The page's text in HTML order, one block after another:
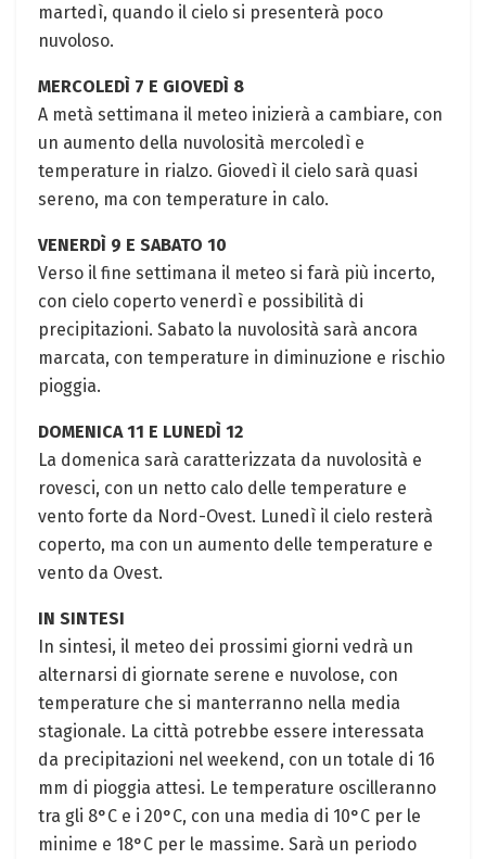
martedì, quando il cielo si presenterà poco
nuvoloso.
MERCOLEDÌ 7 E GIOVEDÌ 8
A metà settimana il meteo inizierà a cambiare, con
un aumento della nuvolosità mercoledì e
temperature in rialzo. Giovedì il cielo sarà quasi
sereno, ma con temperature in calo.
VENERDÌ 9 E SABATO 10
Verso il fine settimana il meteo si farà più incerto,
con cielo coperto venerdì e possibilità di
precipitazioni. Sabato la nuvolosità sarà ancora
marcata, con temperature in diminuzione e rischio
pioggia.
DOMENICA 11 E LUNEDÌ 12
La domenica sarà caratterizzata da nuvolosità e
rovesci, con un netto calo delle temperature e
vento forte da Nord-Ovest. Lunedì il cielo resterà
coperto, ma con un aumento delle temperature e
vento da Ovest.
IN SINTESI
In sintesi, il meteo dei prossimi giorni vedrà un
alternarsi di giornate serene e nuvolose, con
temperature che si manterranno nella media
stagionale. La città potrebbe essere interessata
da precipitazioni nel weekend, con un totale di 16
mm di pioggia attesi. Le temperature oscilleranno
tra gli 8°C e i 20°C, con una media di 10°C per le
minime e 18°C per le massime. Sarà un periodo